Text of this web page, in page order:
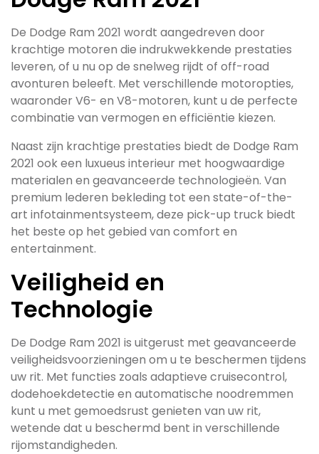
De Dodge Ram 2021 wordt aangedreven door
krachtige motoren die indrukwekkende prestaties
leveren, of u nu op de snelweg rijdt of off-road
avonturen beleeft. Met verschillende motoropties,
waaronder V6- en V8-motoren, kunt u de perfecte
combinatie van vermogen en efficiëntie kiezen.
Naast zijn krachtige prestaties biedt de Dodge Ram
2021 ook een luxueus interieur met hoogwaardige
materialen en geavanceerde technologieën. Van
premium lederen bekleding tot een state-of-the-
art infotainmentsysteem, deze pick-up truck biedt
het beste op het gebied van comfort en
entertainment.
Veiligheid en
Technologie
De Dodge Ram 2021 is uitgerust met geavanceerde
veiligheidsvoorzieningen om u te beschermen tijdens
uw rit. Met functies zoals adaptieve cruisecontrol,
dodehoekdetectie en automatische noodremmen
kunt u met gemoedsrust genieten van uw rit,
wetende dat u beschermd bent in verschillende
rijomstandigheden.